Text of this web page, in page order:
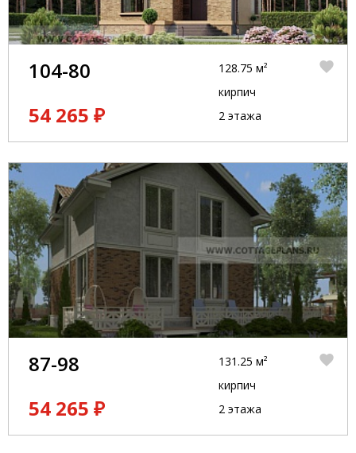
104-80
54 265 ₽
128.75 м²
кирпич
2 этажа
87-98
54 265 ₽
131.25 м²
кирпич
2 этажа